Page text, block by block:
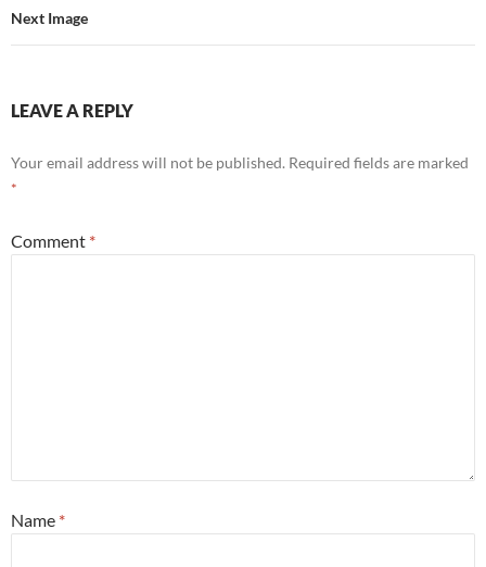
Next Image
LEAVE A REPLY
Your email address will not be published. Required fields are marked
*
Comment *
Name *